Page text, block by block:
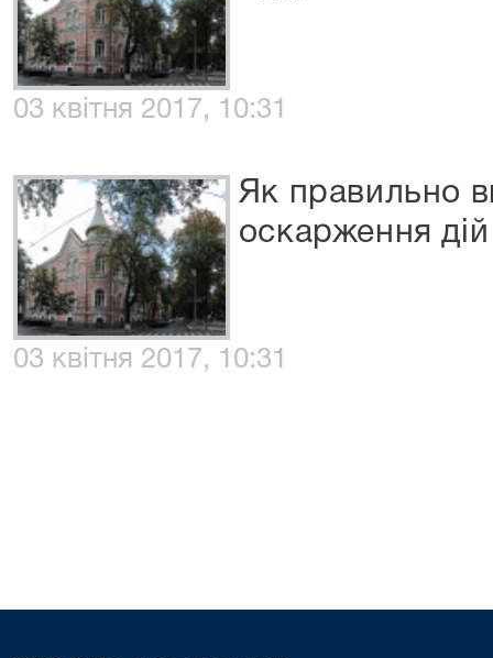
03 квітня 2017, 10:31
Як правильно
оскарження дій
03 квітня 2017, 10:31